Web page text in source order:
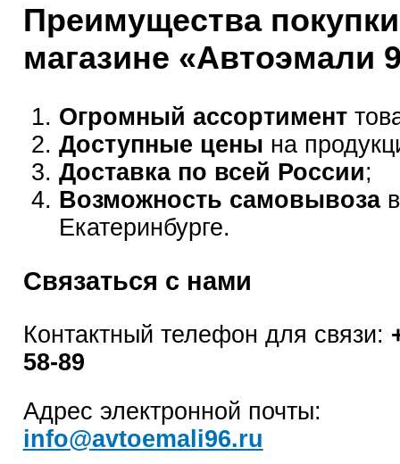
Преимущества
магазине «Автоэмали
Огромный ассортимент
Доступные цены на
Доставка по всей России;
Возможность самовывозав
Екатеринбурге.
Связаться с нами
Контактный телефон для связи:
58-89
Адрес электронной почты:
info@avtoemali96.ru